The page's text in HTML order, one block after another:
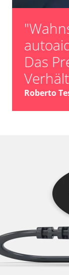
Das
Roberto